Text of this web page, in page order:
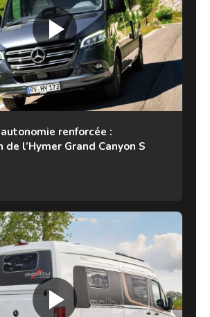
renforcée :
l’Hymer Grand Canyon S